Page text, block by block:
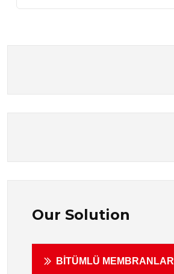
Our Solution
BİTÜMLÜ MEMBRANLAR